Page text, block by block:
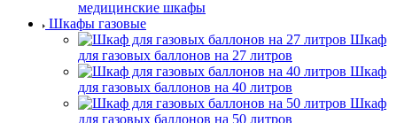
медицинские шкафы
Шкафы газовые
Шкаф
для газовых баллонов на 27 литров
Шкаф
для газовых баллонов на 40 литров
Шкаф
для газовых баллонов на 50 литров